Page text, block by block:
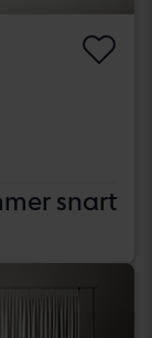
snart